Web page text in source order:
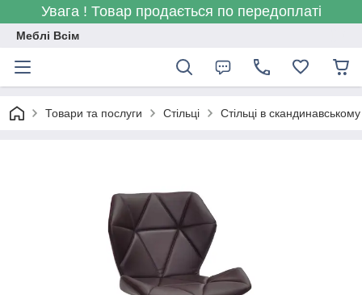
Увага ! Товар продається по передоплаті
Меблі Всім
Товари та послуги Стільці Стільці в скандинавському